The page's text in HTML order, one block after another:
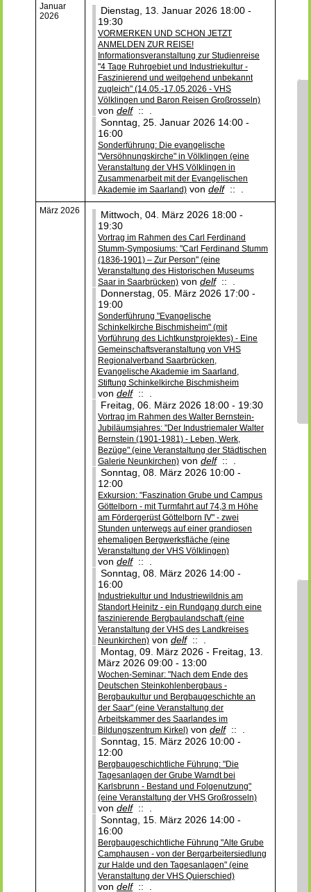
Januar
2026
Dienstag, 13. Januar 2026 18:00 -
19:30
VORMERKEN UND SCHON JETZT
ANMELDEN ZUR REISE!
Informationsveranstaltung zur Studienreise
"4 Tage Ruhrgebiet und Industriekultur -
Faszinierend und weitgehend unbekannt
zugleich" (14.05.-17.05.2026 - VHS
Völklingen und Baron Reisen Großrosseln)
von delf:: .
Sonntag, 25. Januar 2026 14:00 -
16:00
Sonderführung: Die evangelische
"Versöhnungskirche" in Völklingen (eine
Veranstaltung der VHS Völklingen in
Zusammenarbeit mit der Evangelischen
Akademie im Saarland) von delf:: .
März 2026
Mittwoch, 04. März 2026 18:00 -
19:30
Vortrag im Rahmen des Carl Ferdinand
Stumm-Symposiums: "Carl Ferdinand Stumm
(1836-1901) – Zur Person" (eine
Veranstaltung des Historischen Museums
Saar in Saarbrücken) von delf:: .
Donnerstag, 05. März 2026 17:00 -
19:00
Sonderführung "Evangelische
Schinkelkirche Bischmisheim" (mit
Vorführung des Lichtkunstprojektes) - Eine
Gemeinschaftsveranstaltung von VHS
Regionalverband Saarbrücken,
Evangelische Akademie im Saarland,
Stiftung Schinkelkirche Bischmisheim
von delf:: .
Freitag, 06. März 2026 18:00 - 19:30
Vortrag im Rahmen des Walter Bernstein-
Jubiläumsjahres: "Der Industriemaler Walter
Bernstein (1901-1981) - Leben, Werk,
Bezüge" (eine Veranstaltung der Städtischen
Galerie Neunkirchen) von delf:: .
Sonntag, 08. März 2026 10:00 -
12:00
Exkursion: "Faszination Grube und Campus
Göttelborn - mit Turmfahrt auf 74,3 m Höhe
am Fördergerüst Göttelborn IV" - zwei
Stunden unterwegs auf einer grandiosen
ehemaligen Bergwerksfläche (eine
Veranstaltung der VHS Völklingen)
von delf:: .
Sonntag, 08. März 2026 14:00 -
16:00
Industriekultur und Industriewildnis am
Standort Heinitz - ein Rundgang durch eine
faszinierende Bergbaulandschaft (eine
Veranstaltung der VHS des Landkreises
Neunkirchen) von delf:: .
Montag, 09. März 2026 - Freitag, 13.
März 2026 09:00 - 13:00
Wochen-Seminar: "Nach dem Ende des
Deutschen Steinkohlenbergbaus -
Bergbaukultur und Bergbaugeschichte an
der Saar" (eine Veranstaltung der
Arbeitskammer des Saarlandes im
Bildungszentrum Kirkel) von delf:: .
Sonntag, 15. März 2026 10:00 -
12:00
Bergbaugeschichtliche Führung: "Die
Tagesanlagen der Grube Warndt bei
Karlsbrunn - Bestand und Folgenutzung"
(eine Veranstaltung der VHS Großrosseln)
von delf:: .
Sonntag, 15. März 2026 14:00 -
16:00
Bergbaugeschichtliche Führung "Alte Grube
Camphausen - von der Bergarbeitersiedlung
zur Halde und den Tagesanlagen" (eine
Veranstaltung der VHS Quierschied)
von delf:: .